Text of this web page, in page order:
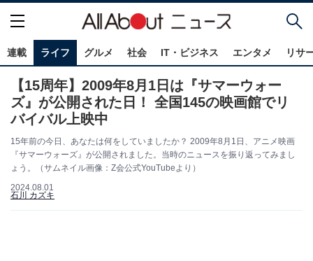
連載 ライフ グルメ 社会 IT・ビジネス エンタメ リサ
【15周年】2009年8月1日は『サマーウォー
ズ』が公開された日！ 全国145の映画館でリ
バイバル上映中
15年前の今日、あなたは何をしていましたか？ 2009年8月1日、アニメ映画
『サマーウォーズ』が公開されました。当時のニュースを振り返ってみまし
ょう。（サムネイル画像：Z会公式YouTubeより）
2024.08.01
石川 カズキ